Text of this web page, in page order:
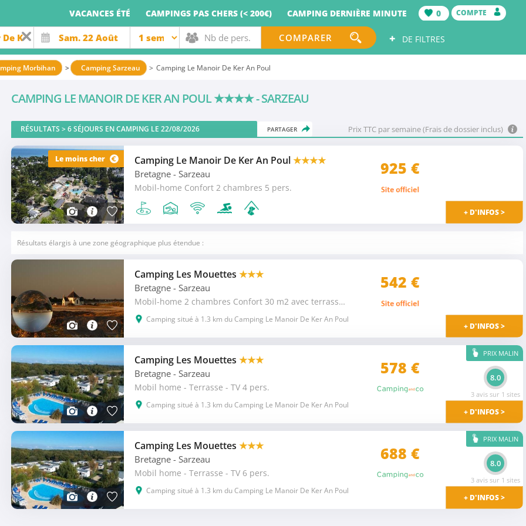
VACANCES ÉTÉ CAMPINGS PAS CHERS (< 200€) CAMPING DERNIÈRE MINUTE 0 COMPTE
COMPARER + DE FILTRES
Morbihan Camping Sarzeau Camping Le Manoir De Ker An Poul
CAMPING LE MANOIR DE KER AN POUL★★★★- SARZEAU
RÉSULTATS >6SÉJOURS EN CAMPING LE 22/08/2026 PARTAGER Prix TTC par semaine (Frais de dossier inclus)
Le moins cher Camping Le Manoir De Ker An Poul★★★★
Bretagne - Sarzeau
Mobil-home Confort 2 chambres 5 pers.
925 €
+ D'INFOS >
Résultats élargis à une zone géographique plus étendue :
Camping Les Mouettes ★★★
Bretagne - Sarzeau
Mobil-home 2 chambres Confort 30 m2 avec terrasse 15m2 semi-couverte 4 pers.
Camping situé à 1.3 km du Camping Le Manoir De Ker An Poul
542 €
+ D'INFOS >
Camping Les Mouettes ★★★
Bretagne - Sarzeau
Mobil home - Terrasse - TV 4 pers.
Camping situé à 1.3 km du Camping Le Manoir De Ker An Poul
578 €
PRIX MALIN
+ D'INFOS >
8.0
3 avis sur 1 sites
Camping Les Mouettes ★★★
Bretagne - Sarzeau
Mobil home - Terrasse - TV 6 pers.
Camping situé à 1.3 km du Camping Le Manoir De Ker An Poul
688 €
PRIX MALIN
+ D'INFOS >
8.0
3 avis sur 1 sites